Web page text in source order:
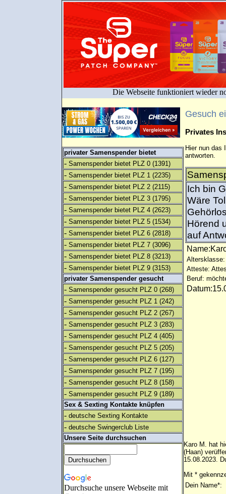
Die Webseite funktioniert wieder
privater Samenspender bietet
- Samenspender bietet PLZ 0 (1391)
- Samenspender bietet PLZ 1 (2235)
- Samenspender bietet PLZ 2 (2115)
- Samenspender bietet PLZ 3 (1795)
- Samenspender bietet PLZ 4 (2623)
- Samenspender bietet PLZ 5 (1534)
- Samenspender bietet PLZ 6 (2818)
- Samenspender bietet PLZ 7 (3096)
- Samenspender bietet PLZ 8 (3213)
- Samenspender bietet PLZ 9 (3153)
privater Samenspender gesucht
- Samenspender gesucht PLZ 0 (268)
- Samenspender gesucht PLZ 1 (242)
- Samenspender gesucht PLZ 2 (267)
- Samenspender gesucht PLZ 3 (283)
- Samenspender gesucht PLZ 4 (405)
- Samenspender gesucht PLZ 5 (205)
- Samenspender gesucht PLZ 6 (127)
- Samenspender gesucht PLZ 7 (195)
- Samenspender gesucht PLZ 8 (158)
- Samenspender gesucht PLZ 9 (189)
Sex & Sexting Kontakte knüpfen
- deutsche Sexting Kontakte
- deutsche Swingerclub Liste
Unsere Seite durchsuchen
Durchsuche unsere Webseite mit
Gesuch
Privates
Hier nun das
antworten.
Ich bin
Wäre
Hörend
auf
Altersklasse:
Atteste:
Beruf:
Karo M. hat
(Haan)
15.08.2023.
Mit *
Dein Name*: